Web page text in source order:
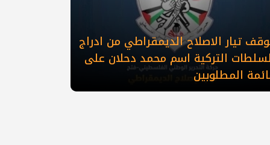
تيار الاصلاح الديمقراطي من ادراج
التركية اسم محمد دحلان على
المطلوبين